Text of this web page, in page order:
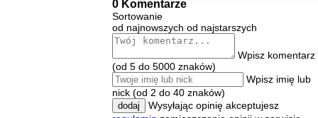
0 Komentarze
Sortowanie
od najnowszych od najstarszych
Wpisz komentarz
(od 5 do 5000 znaków)
Wpisz imię lub
nick (od 2 do 40 znaków)
dodaj
Wysyłając opinię akceptujesz